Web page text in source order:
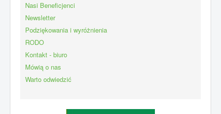
Nasi Beneficjenci
Newsletter
Podziękowania i wyróżnienia
RODO
Kontakt - biuro
Mówią o nas
Warto odwiedzić